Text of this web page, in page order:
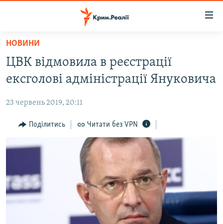
Перейти
основного
матеріалу
до
навігації
до
ВОДА.КРИМ
ПОЛІТИКА
БЛОГИ
ПОГЛЯД
ВСЕ ЗА ДЕНЬ
СПЕЦПРОЕКТИ
ЯК ОБІЙТИ БЛОКУВАННЯ
НОВИНИ
ЦВК відмовила в реєстрації
ексголові адміністрації Януковича
23 червень 2019, 20:11
Поділитись Читати без VPN